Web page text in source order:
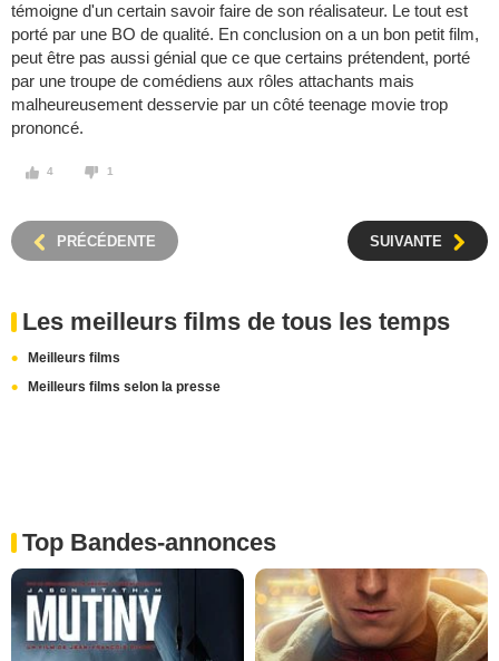
témoigne d'un certain savoir faire de son réalisateur. Le tout est
porté par une BO de qualité. En conclusion on a un bon petit film,
peut être pas aussi génial que ce que certains prétendent, porté
par une troupe de comédiens aux rôles attachants mais
malheureusement desservie par un côté teenage movie trop
prononcé.
4 1
PRÉCÉDENTE SUIVANTE
Les meilleurs films de tous les temps
Meilleurs films
Meilleurs films selon la presse
Top Bandes-annonces